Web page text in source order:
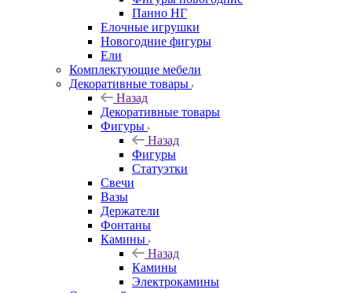
Панно НГ
Елочные игрушки
Новогодние фигуры
Ели
Комплектующие мебели
Декоративные товары
Назад
Декоративные товары
Фигуры
Назад
Фигуры
Статуэтки
Свечи
Вазы
Держатели
Фонтаны
Камины
Назад
Камины
Электрокамины